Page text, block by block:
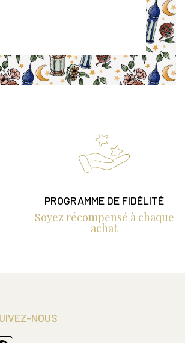
PROGRAMME DE FIDÉLITÉ
Soyez récompensé à chaque
achat
NOUS